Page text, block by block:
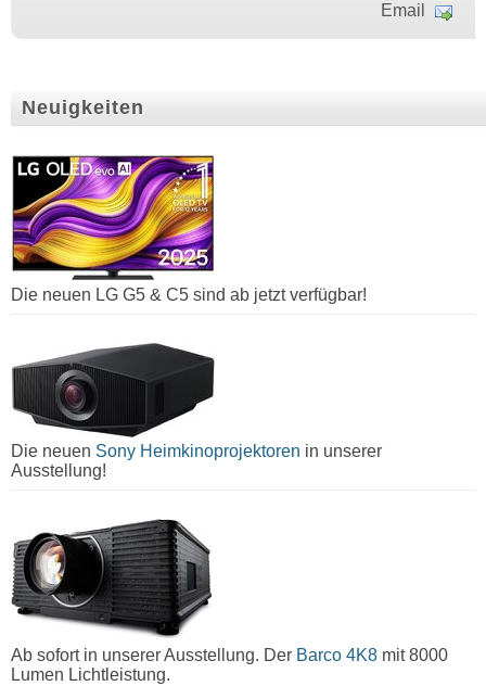
Email
Neuigkeiten
Die neuen LG G5 & C5 sind ab jetzt verfügbar!
Die neuen Sony Heimkinoprojektoren in unserer
Ausstellung!
Ab sofort in unserer Ausstellung. Der Barco 4K8 mit 8000
Lumen Lichtleistung.